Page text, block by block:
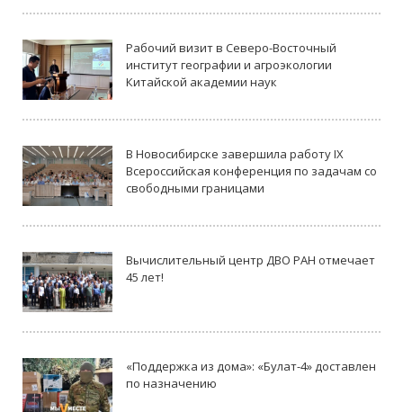
Рабочий визит в Северо-Восточный
институт географии и агроэкологии
Китайской академии наук
В Новосибирске завершила работу IX
Всероссийская конференция по задачам со
свободными границами
Вычислительный центр ДВО РАН отмечает
45 лет!
«Поддержка из дома»: «Булат-4» доставлен
по назначению